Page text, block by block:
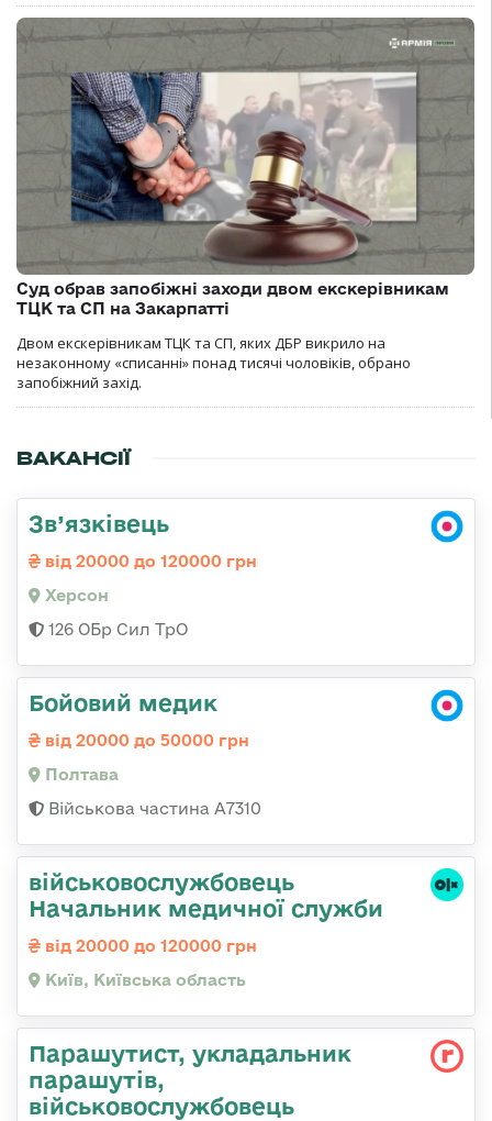
Суд обрав запобіжні заходи двом екскерівникам
ТЦК та СП на Закарпатті
Двом екскерівникам ТЦК та СП, яких ДБР викрило на
незаконному «списанні» понад тисячі чоловіків, обрано
запобіжний захід.
ВАКАНСІЇ
Зв’язківець
від 20000 до 120000 грн
Херсон
126 ОБр Сил ТрО
Бойовий медик
від 20000 до 50000 грн
Полтава
Військова частина A7310
військовослужбовець
Начальник медичної служби
від 20000 до 120000 грн
Київ, Київська область
Парашутист, укладальник
парашутів,
військовослужбовець